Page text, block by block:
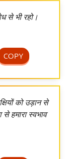
से भी रहो।
को उड़ान से
हमारा स्वभाव